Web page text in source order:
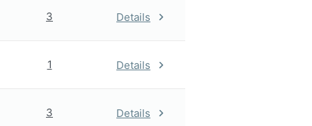
3 Details
1 Details
3 Details